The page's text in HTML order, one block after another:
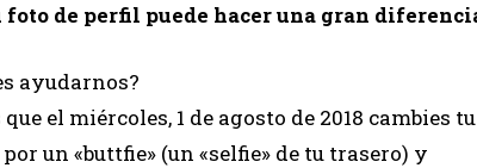
foto de perfil puede hacer una gran
ayudarnos?
el miércoles, 1 de agosto de 2018 cambies tu
un «buttfie» (un «selfie» de tu trasero) y